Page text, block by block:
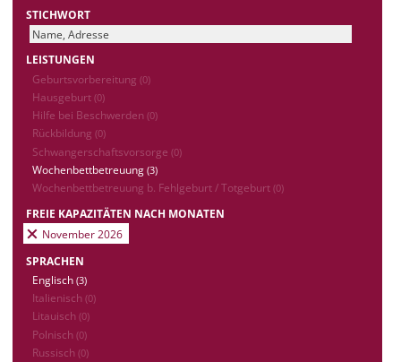
STICHWORT
LEISTUNGEN
Geburtsvorbereitung (0)
Hausgeburt (0)
Hilfe bei Beschwerden (0)
Rückbildung (0)
Schwangerschaftsvorsorge (0)
Wochenbettbetreuung (3)
Wochenbettbetreuung b. Fehlgeburt / Totgeburt (0)
FREIE KAPAZITÄTEN NACH MONATEN
November 2026
SPRACHEN
Englisch (3)
Italienisch (0)
Litauisch (0)
Polnisch (0)
Russisch (0)